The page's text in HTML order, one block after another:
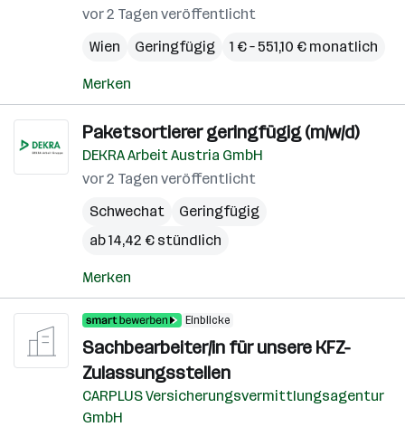
vor 2 Tagen veröffentlicht
Wien
Geringfügig 1 € – 551,10 € monatlich
Merken
Paketsortierer geringfügig (m/w/d)
DEKRA Arbeit Austria GmbH
vor 2 Tagen veröffentlicht
Schwechat
Geringfügig
ab 14,42 € stündlich
Merken
Einblicke
Sachbearbeiter/in für unsere KFZ-
Zulassungsstellen
CARPLUS Versicherungsvermittlungsagentur
GmbH